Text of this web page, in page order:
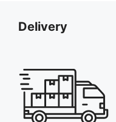
Delivery